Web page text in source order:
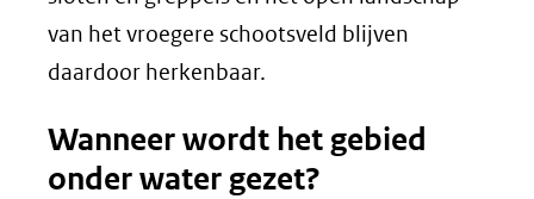
van het vroegere schootsveld blijven
daardoor herkenbaar.
Wanneer wordt het gebied
onder water gezet?